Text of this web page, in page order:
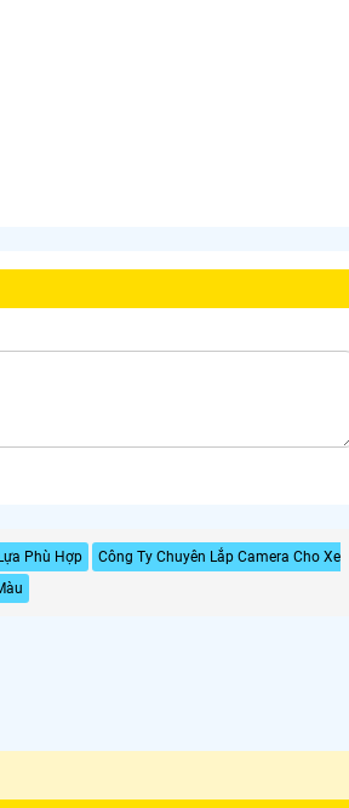
Phù Hợp
Công Ty Chuyên Lắp Camera Cho Xe